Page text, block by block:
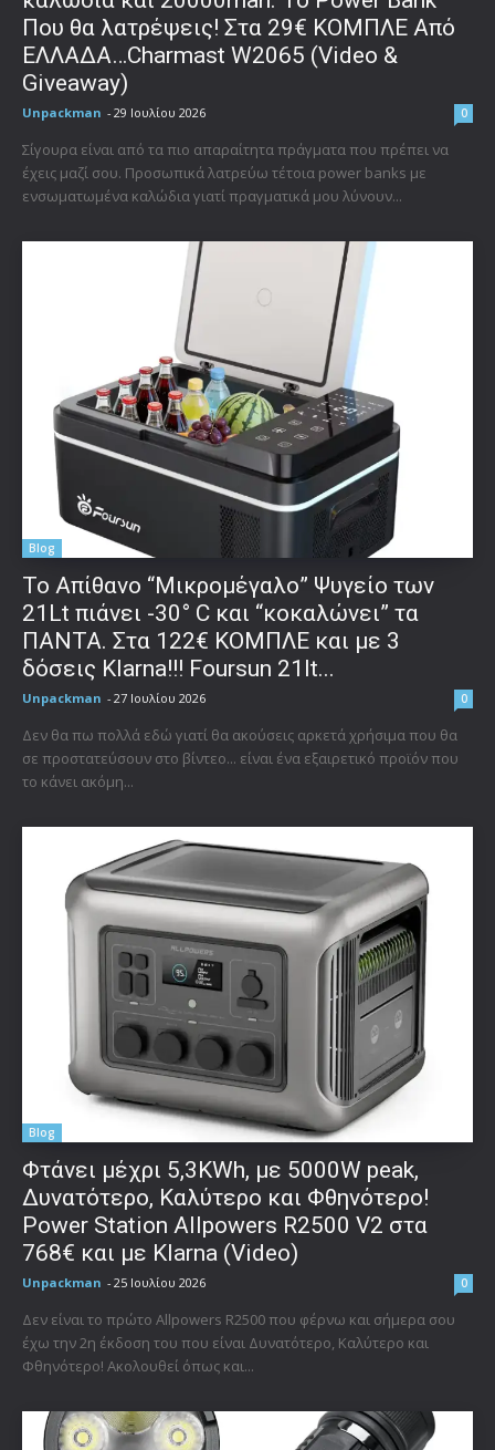
Που θα λατρέψεις! Στα 29€ ΚΟΜΠΛΕ Από
ΕΛΛΑΔΑ…Charmast W2065 (Video &
Giveaway)
Unpackman - 29 Ιουλίου 2026 0
Σίγουρα είναι από τα πιο απαραίτητα πράγματα που πρέπει να
έχεις μαζί σου. Προσωπικά λατρεύω τέτοια power banks με
ενσωματωμένα καλώδια γιατί πραγματικά μου λύνουν...
Blog
Το Απίθανο “Μικρομέγαλο” Ψυγείο των
21Lt πιάνει -30° C και “κοκαλώνει” τα
ΠΑΝΤΑ. Στα 122€ ΚΟΜΠΛΕ και με 3
δόσεις Klarna!!! Foursun 21lt...
Unpackman - 27 Ιουλίου 2026 0
Δεν θα πω πολλά εδώ γιατί θα ακούσεις αρκετά χρήσιμα που θα
σε προστατεύσουν στο βίντεο... είναι ένα εξαιρετικό προϊόν που
το κάνει ακόμη...
Blog
Φτάνει μέχρι 5,3KWh, με 5000W peak,
Δυνατότερο, Καλύτερο και Φθηνότερο!
Power Station Allpowers R2500 V2 στα
768€ και με Klarna (Video)
Unpackman - 25 Ιουλίου 2026 0
Δεν είναι το πρώτο Allpowers R2500 που φέρνω και σήμερα σου
έχω την 2η έκδοση του που είναι Δυνατότερο, Καλύτερο και
Φθηνότερο! Ακολουθεί όπως και...